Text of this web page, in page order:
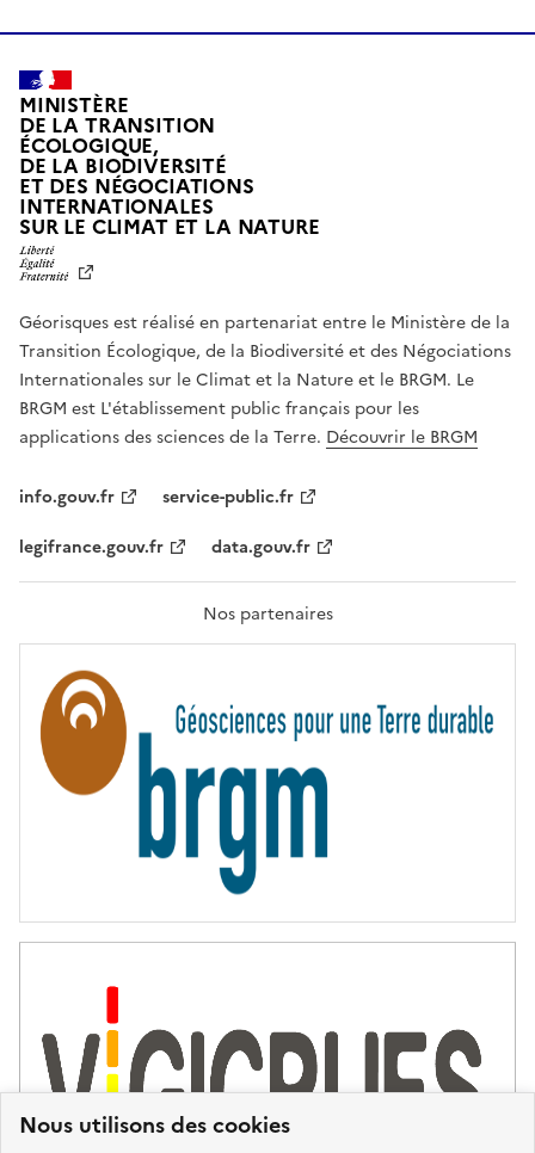
Nous utilisons des cookies
MINISTÈRE
DE LA TRANSITION
ÉCOLOGIQUE,
DE LA BIODIVERSITÉ
ET DES NÉGOCIATIONS
INTERNATIONALES
SUR LE CLIMAT ET LA NATUREL
T
É
,
É
G
A
L
F
A
T
R
T
É
Géorisques est réalisé en partenariat entre le Ministère de la
Transition Écologique, de la Biodiversité et des Négociations
Internationales sur le Climat et la Nature et le BRGM. Le
BRGM est L'établissement public français pour les
applications des sciences de la Terre. Découvrir le BRGM
info.gouv.fr
service-public.fr
legifrance.gouv.fr
data.gouv.fr
Nos partenaires